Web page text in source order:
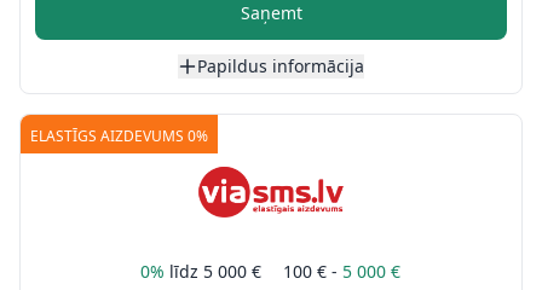
Saņemt
Papildus informācija
ELASTĪGS AIZDEVUMS 0%
0% līdz 5 000 €
100 € - 5 000 €